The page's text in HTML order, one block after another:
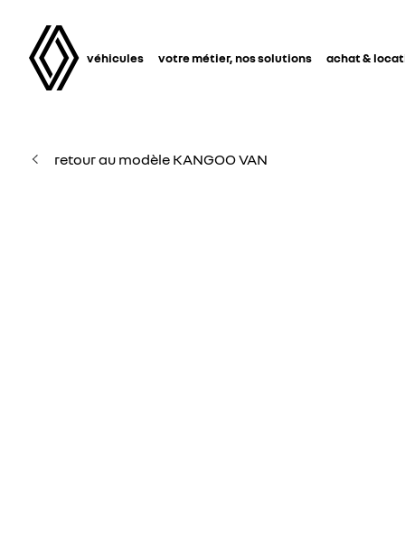
véhicules votre métier, nos solutions achat &
retour au modèle KANGOO VAN